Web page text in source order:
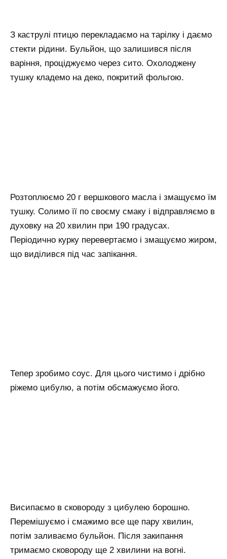
З каструлі птицю перекладаємо на тарілку і даємо
стекти рідини. Бульйон, що залишився після
варіння, проціджуємо через сито. Охолоджену
тушку кладемо на деко, покритий фольгою.
Розтоплюємо 20 г вершкового масла і змащуємо їм
тушку. Солимо її по своєму смаку і відправляємо в
духовку на 20 хвилин при 190 градусах.
Періодично курку перевертаємо і змащуємо жиром,
що виділився під час запікання.
Тепер зробимо соус. Для цього чистимо і дрібно
ріжемо цибулю, а потім обсмажуємо його.
Висипаємо в сковороду з цибулею борошно.
Перемішуємо і смажимо все ще пару хвилин,
потім заливаємо бульйон. Після закипання
тримаємо сковороду ще 2 хвилини на вогні.